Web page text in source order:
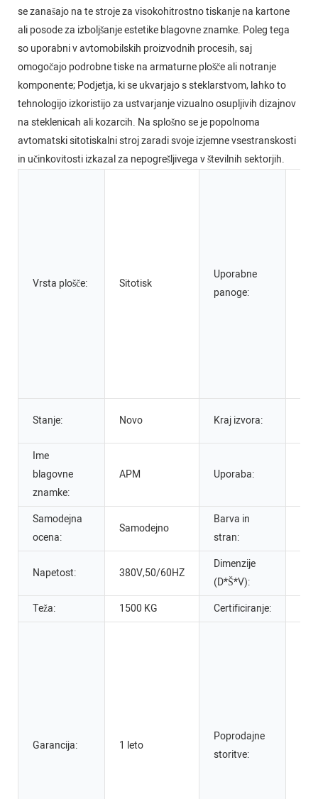
se zanašajo na te stroje za visokohitrostno tiskanje na kartone
ali posode za izboljšanje estetike blagovne znamke. Poleg tega
so uporabni v avtomobilskih proizvodnih procesih, saj
omogočajo podrobne tiske na armaturne plošče ali notranje
komponente; Podjetja, ki se ukvarjajo s steklarstvom, lahko to
tehnologijo izkoristijo za ustvarjanje vizualno osupljivih dizajnov
na steklenicah ali kozarcih. Na splošno se je popolnoma
avtomatski sitotiskalni stroj zaradi svoje izjemne vsestranskosti
in učinkovitosti izkazal za nepogrešljivega v številnih sektorjih.
Vrsta plošče: Sitotisk
Uporabne
panoge:
Stanje: Novo Kraj izvora:
Ime
blagovne
znamke:
APM Uporaba:
Samodejna
ocena:
Samodejno
Barva in
stran:
Napetost: 380V,50/60HZ
Dimenzije
(D*Š*V):
Teža:
1500 KG Certificiranje:
Garancija: 1 leto
Poprodajne
storitve: